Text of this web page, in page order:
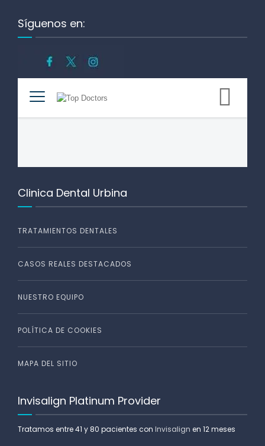
Síguenos en:
Clinica Dental Urbina
TRATAMIENTOS DENTALES
CASOS REALES DESTACADOS
NUESTRO EQUIPO
POLÍTICA DE COOKIES
MAPA DEL SITIO
Invisalign Platinum Provider
Tratamos entre 41 y 80 pacientes con Invisalign en 12 meses